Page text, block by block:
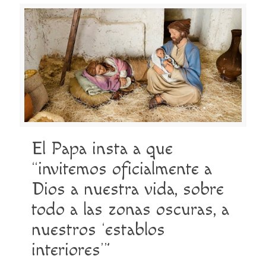
El Papa insta a que
“invitemos oficialmente a
Dios a nuestra vida, sobre
todo a las zonas oscuras, a
nuestros ‘establos
interiores’”